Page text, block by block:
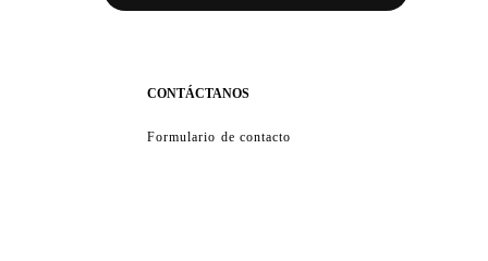
CONTÁCTANOS
Formulario de contacto